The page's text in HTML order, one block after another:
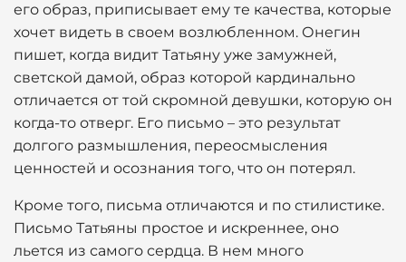
его образ, приписывает ему те качества, которые
хочет видеть в своем возлюбленном. Онегин
пишет, когда видит Татьяну уже замужней,
светской дамой, образ которой кардинально
отличается от той скромной девушки, которую он
когда-то отверг. Его письмо – это результат
долгого размышления, переосмысления
ценностей и осознания того, что он потерял.
Кроме того, письма отличаются и по стилистике.
Письмо Татьяны простое и искреннее, оно
льется из самого сердца. В нем много